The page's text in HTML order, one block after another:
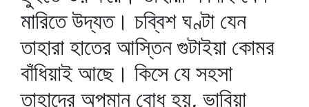
মারিতে উদ্যত। চব্বিশ ঘণ্টা যেন
তাহারা হাতের আস্তিন গুটাইয়া কোমর
বাঁধিয়াই আছে। কিসে যে সহসা
তাহাদের অপমান বোধ হয়, ভাবিয়া